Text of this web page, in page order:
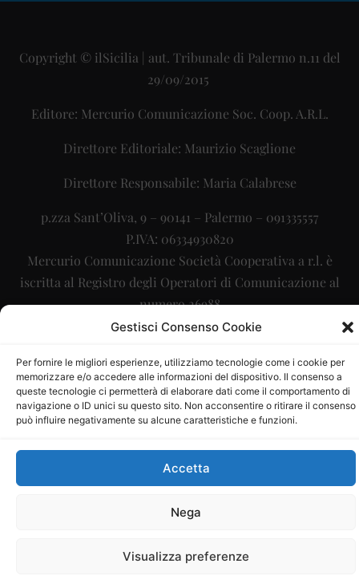
Gestisci Consenso Cookie
Per fornire le migliori esperienze, utilizziamo tecnologie come i cookie per
memorizzare e/o accedere alle informazioni del dispositivo. Il consenso a
queste tecnologie ci permetterà di elaborare dati come il comportamento di
navigazione o ID unici su questo sito. Non acconsentire o ritirare il consenso
può influire negativamente su alcune caratteristiche e funzioni.
Accetta
Nega
Visualizza preferenze
Copyright © ilSicilia | aut. Tribunale di Palermo n.11 del
29/09/2015
Editore: Mercurio Comunicazione Soc. Coop. A.R.L.
Direttore Editoriale: Maurizio Scaglione
Direttore Responsabile: Maria Calabrese
p.zza Sant’Oliva, 9 – 90141 – Palermo – 091335557
P.IVA: 06334930820
Mercurio Comunicazione Società Cooperativa a r.l. è
iscritta al Registro degli Operatori di Comunicazione al
numero 26988